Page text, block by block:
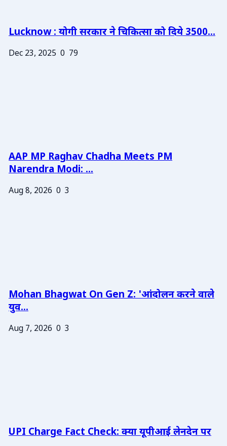
Lucknow : योगी सरकार ने चिकित्सा को दिये 3500...
Dec 23, 2025 0 79
AAP MP Raghav Chadha Meets PM
Narendra Modi: ...
Aug 8, 2026 0 3
Mohan Bhagwat On Gen Z: 'आंदोलन करने वाले
युव...
Aug 7, 2026 0 3
UPI Charge Fact Check: क्या यूपीआई लेनदेन पर